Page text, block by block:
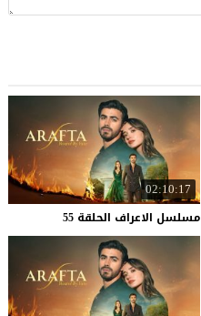
02:10:17
مسلسل الاعراف الحلقة 55